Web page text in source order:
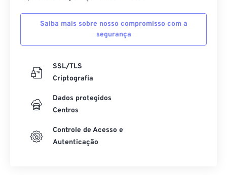
Saiba mais sobre nosso compromisso com a
segurança
SSL/TLS
Criptografia
Dados protegidos
Centros
Controle de Acesso e
Autenticação